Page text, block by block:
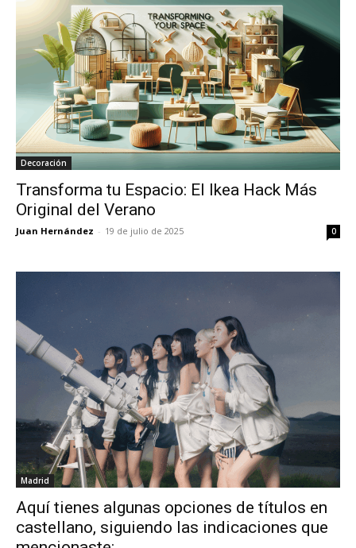
Decoración
Transforma tu Espacio: El Ikea Hack Más
Original del Verano
Juan Hernández - 19 de julio de 2025 0
Madrid
Aquí tienes algunas opciones de títulos en
castellano, siguiendo las indicaciones que